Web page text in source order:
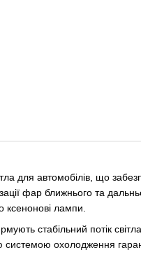
для автомобілів, що
фар ближнього та
ксенонові лампи.
стабільний потік
охолодження